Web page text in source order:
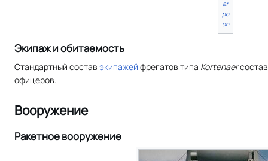
ar
po
on
Экипаж и обитаемость
Стандартный состав экипажей фрегатов типа Kortenaer
офицеров.
Вооружение
Ракетное вооружение